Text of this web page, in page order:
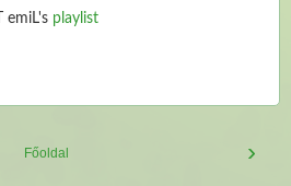
T emiL's playlist
›
Főoldal